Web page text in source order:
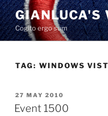
Skip
to
content
GIANLUCA'S
Cogito ergo sum
TAG: WINDOWS
POSTED
ON
27 MAY 2010
Event 1500